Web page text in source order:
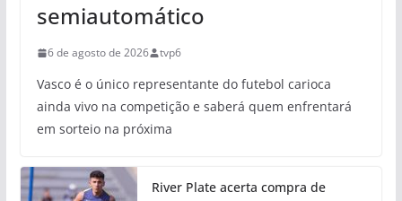
semiautomático
6 de agosto de 2026 tvp6
Vasco é o único representante do futebol carioca
ainda vivo na competição e saberá quem enfrentará
em sorteio na próxima
River Plate acerta compra de